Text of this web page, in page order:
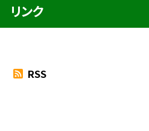
リンク
RSS